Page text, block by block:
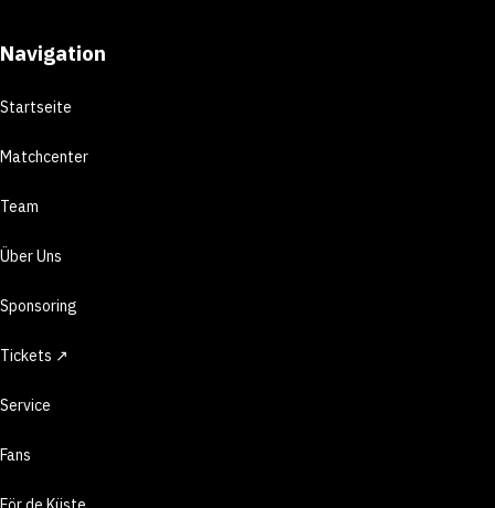
Navigation
Startseite
Matchcenter
Team
Über Uns
Sponsoring
Tickets ↗
Service
Fans